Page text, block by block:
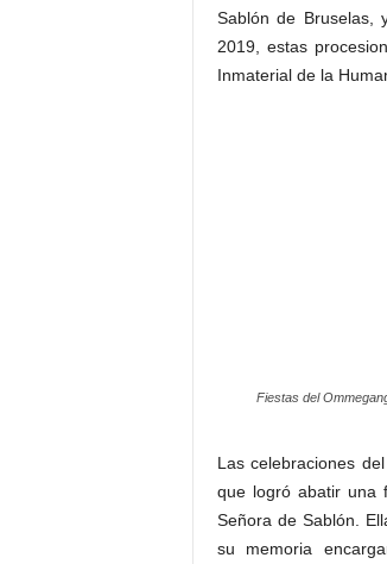
Sablón de Bruselas,
2019, estas
Inmaterial de la
Fiestas del
Las celebraciones
que logró abatir una
Señora de Sablón.
su memoria